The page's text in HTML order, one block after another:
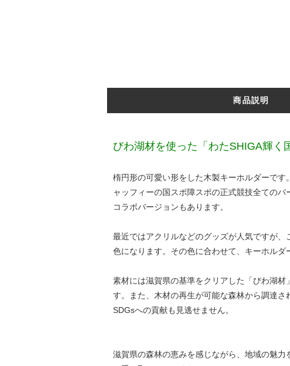
商品説明
びわ湖材を使った「わたSHIGA輝く
楕円形の可愛い形をした木製キーホルダーで
ャッフィーの国スポ障スポの正式競技全ての
コラボバージョンもあります。
最近ではアクリルなどのグッズが人気ですが
色になります。その色に合わせて、キーホルダ
素材には滋賀県の基準をクリアした「びわ湖
す。また、木材の再生が可能な森林から調達
SDGsへの貢献も見逃せません。
滋賀県の森林の恵みを感じながら、地域の魅